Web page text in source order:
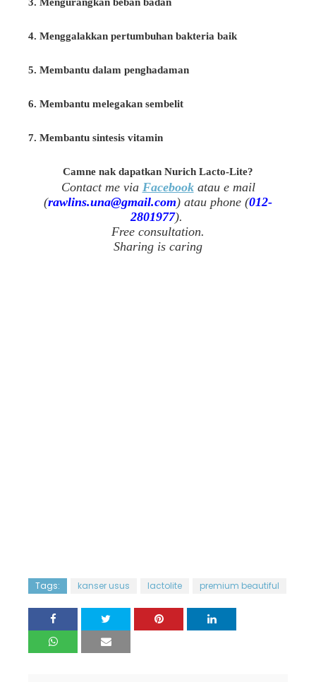
4. Menggalakkan pertumbuhan bakteria baik
5. Membantu dalam penghadaman
6. Membantu melegakan sembelit
7. Membantu sintesis vitamin
Camne nak dapatkan Nurich Lacto-Lite?
Contact me via Facebookatau e mail
(rawlins.una@gmail.com) atau phone (012-
2801977).
Free consultation.
Sharing is caring
Tags: kanser usus lactolite premium beautiful